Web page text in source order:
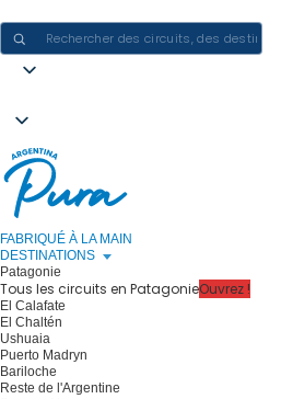
FABRIQUÉ À LA MAIN
DESTINATIONS
Patagonie
Tous les circuits en PatagonieOuvrez !
El Calafate
El Chaltén
Ushuaia
Puerto Madryn
Bariloche
Reste de l'Argentine